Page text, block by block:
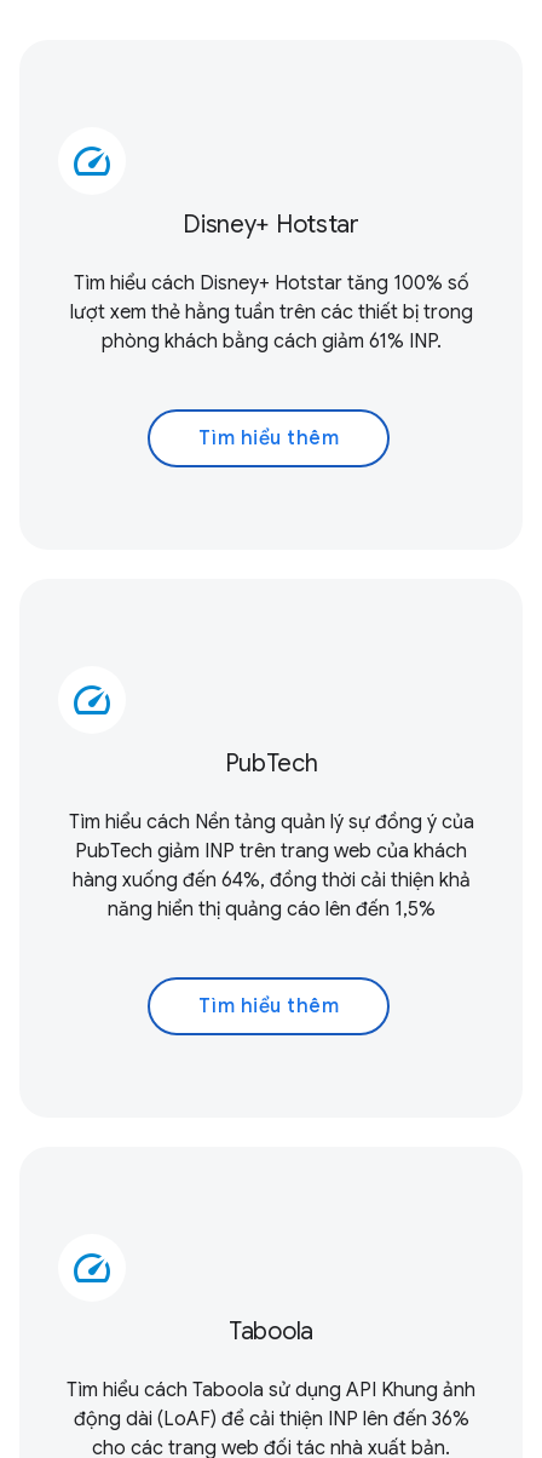
speed
Disney+ Hotstar
Tìm hiểu cách Disney+ Hotstar tăng 100% số
lượt xem thẻ hằng tuần trên các thiết bị trong
phòng khách bằng cách giảm 61% INP.
Tìm hiểu thêm
speed
PubTech
Tìm hiểu cách Nền tảng quản lý sự đồng ý của
PubTech giảm INP trên trang web của khách
hàng xuống đến 64%, đồng thời cải thiện khả
năng hiển thị quảng cáo lên đến 1,5%
Tìm hiểu thêm
speed
Taboola
Tìm hiểu cách Taboola sử dụng API Khung ảnh
động dài (LoAF) để cải thiện INP lên đến 36%
cho các trang web đối tác nhà xuất bản.